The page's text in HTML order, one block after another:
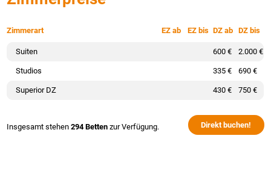
Zimmerart EZ ab EZ bis DZ ab DZ bis
Suiten 600 € 2.000 €
Studios 335 € 690 €
Superior DZ 430 € 750 €
Insgesamt stehen294 Betten zur Verfügung. Direkt buchen!